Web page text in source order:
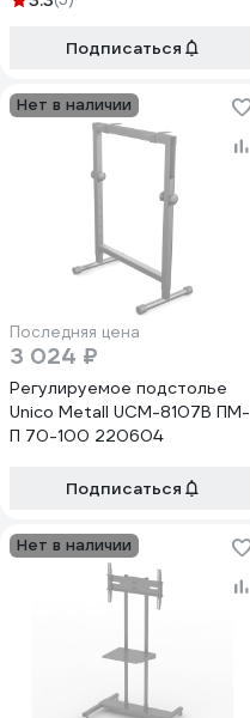
Подписаться
Нет в наличии
Последняя цена
3 024 ₽
Регулируемое подстолье
Unico Metall UCM-8107B ПМ-
П 70-100 220604
Подписаться
Нет в наличии